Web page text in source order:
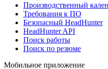
Производственный
Требования к ПО
Безопасный HeadHunter
HeadHunter API
Поиск работы
Поиск по резюме
Мобильное приложение